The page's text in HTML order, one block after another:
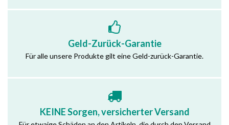
Geld-Zurück-Garantie
Für alle unsere Produkte gilt eine Geld-zurück-Garantie.
KEINE Sorgen, versicherter Versand